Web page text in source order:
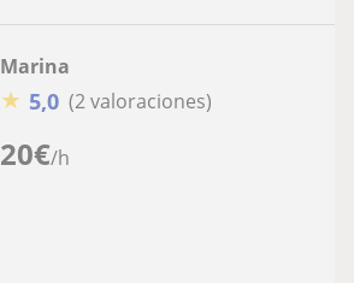
20€/h
Marina
★ 5,0 (2 valoraciones)